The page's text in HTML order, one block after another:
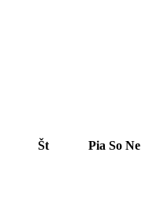
Št Pia So Ne